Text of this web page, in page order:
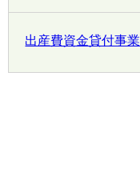
出産費資金貸付事業